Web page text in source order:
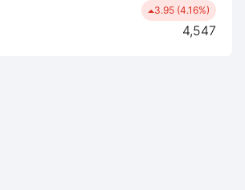
3.95 (4.16%)
4,547